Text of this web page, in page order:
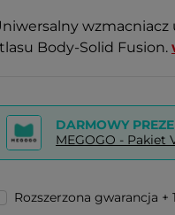
Body-Solid Fusion.
DARMOWY
MEGOGO - Pakiet
Rozszerzona gwarancja +